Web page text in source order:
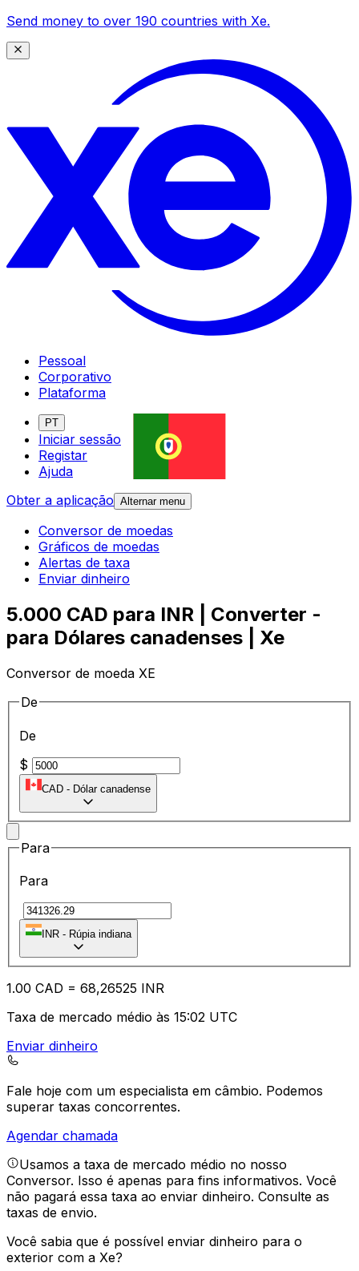
Send money to over 190 countries with Xe.
Pessoal
Corporativo
Plataforma
PT
Iniciar sessão
Registar
Ajuda
Obter a aplicação Alternar menu
Conversor de moedas
Gráficos de moedas
Alertas de taxa
Enviar dinheiro
5.000 CAD para INR | Converter -
para Dólares canadenses | Xe
Conversor de moeda XE
De
De
$
CAD - Dólar canadense
Para
Para
INR - Rúpia indiana
1.00 CAD = 68,26525 INR
Taxa de mercado médio às 15:02 UTC
Enviar dinheiro
Fale hoje com um especialista em câmbio. Podemos
superar taxas concorrentes.
Agendar chamada
Usamos a taxa de mercado médio no nosso
Conversor. Isso é apenas para fins informativos. Você
não pagará essa taxa ao enviar dinheiro. Consulte as
taxas de envio.
Você sabia que é possível enviar dinheiro para o
exterior com a Xe?